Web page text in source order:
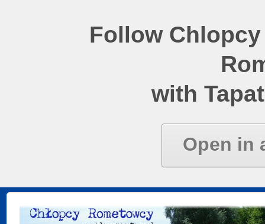
Follow
with
Open in